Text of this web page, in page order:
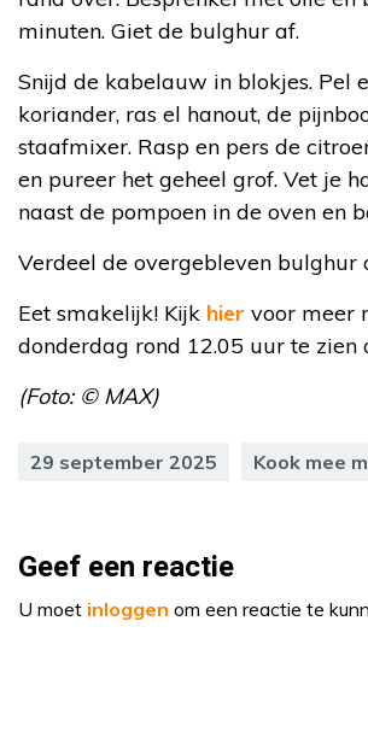
minuten. Giet de bulghur af.
Snijd de kabelauw in blokjes. Pel
koriander, ras el hanout, de
staafmixer. Rasp en pers de
en pureer het geheel grof. Vet je
naast de pompoen in de oven en
Verdeel de overgebleven bulghur
Eet smakelijk! Kijk hier voor meer
donderdag rond 12.05 uur te zien
(Foto: © MAX)
29 september 2025 Kook mee
Geef een reactie
U moet inloggen om een reactie te